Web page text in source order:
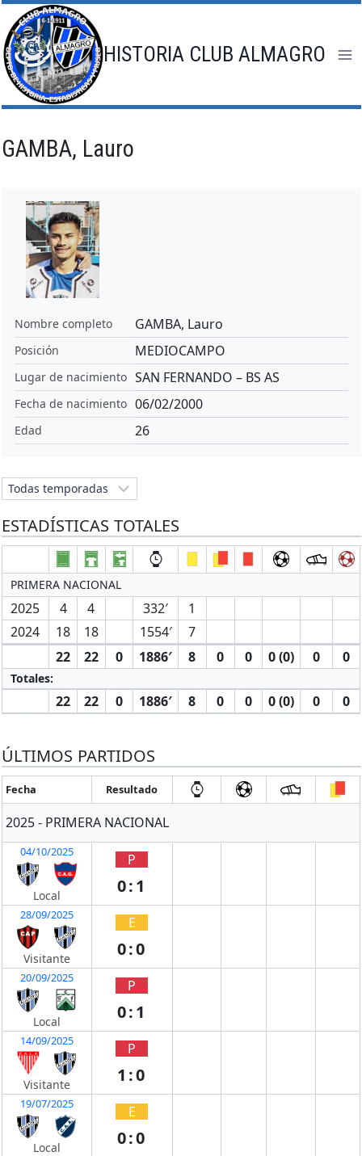
Saltar
al
contenido
HISTORIA CLUB ALMAGRO
GAMBA, Lauro
Nombre completo GAMBA, Lauro
Posición MEDIOCAMPO
Lugar de nacimiento SAN FERNANDO – BS AS
Fecha de nacimiento 06/02/2000
Edad 26
ESTADÍSTICAS TOTALES
PRIMERA NACIONAL
2025 4 4 332′
1
2024
18 18 1554′
7
22
22 0 1886′ 8 0 0 0 (0) 0 0
Totales:
22 22 0 1886′ 8 0 0 0 (0) 0 0
ÚLTIMOS PARTIDOS
Fecha Resultado
2025 - PRIMERA NACIONAL
04/10/2025
Local
P
0:1
28/09/2025
Visitante
E
0:0
20/09/2025
Local
P
0:1
14/09/2025
Visitante
P
1:0
19/07/2025
Local
E
0:0